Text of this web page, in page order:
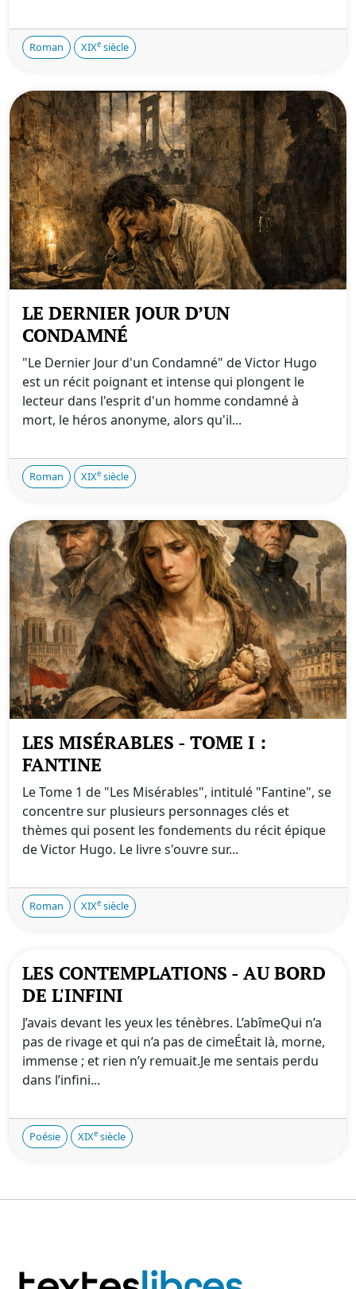
Roman XIXe siècle
LE DERNIER JOUR D’UN
CONDAMNÉ
"Le Dernier Jour d'un Condamné" de Victor Hugo
est un récit poignant et intense qui plongent le
lecteur dans l'esprit d'un homme condamné à
mort, le héros anonyme, alors qu'il...
Roman XIXe siècle
LES MISÉRABLES - TOME I :
FANTINE
Le Tome 1 de "Les Misérables", intitulé "Fantine", se
concentre sur plusieurs personnages clés et
thèmes qui posent les fondements du récit épique
de Victor Hugo. Le livre s'ouvre sur...
Roman XIXe siècle
LES CONTEMPLATIONS - AU BORD
DE L'INFINI
J’avais devant les yeux les ténèbres. L’abîmeQui n’a
pas de rivage et qui n’a pas de cimeÉtait là, morne,
immense ; et rien n’y remuait.Je me sentais perdu
dans l’infini...
Poésie XIXe siècle